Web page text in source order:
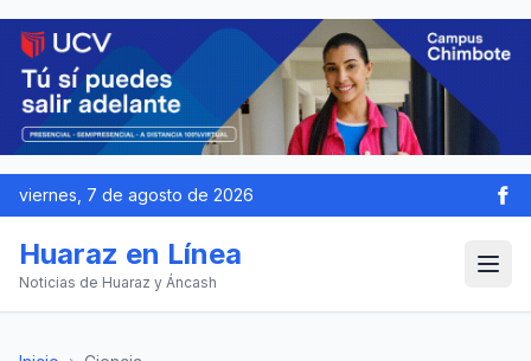
viernes, 7 de agosto de 2026
Huaraz en Línea
Noticias de Huaraz y Áncash